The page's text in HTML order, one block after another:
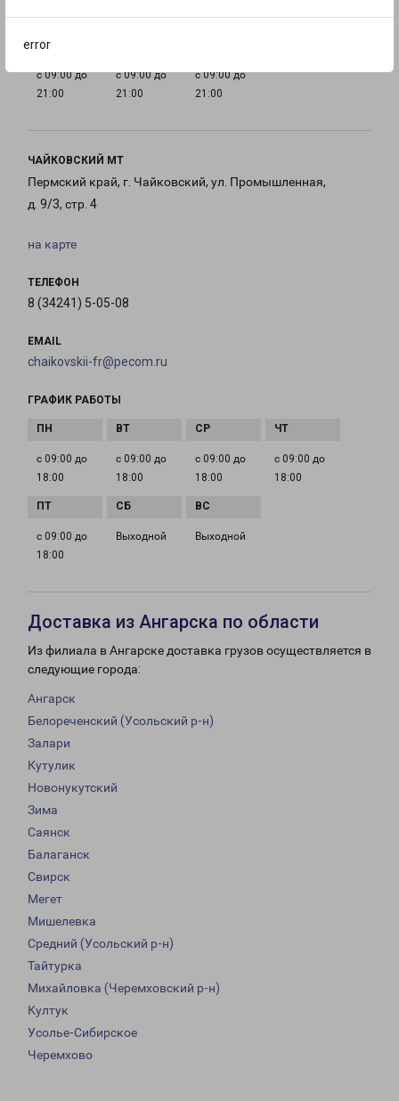
error
21:00
21:00
21:00
21:00
с 09:00 до
21:00
с 09:00 до
21:00
с 09:00 до
21:00
ЧАЙКОВСКИЙ МТ
Пермский край, г. Чайковский, ул. Промышленная,
д. 9/3, стр. 4
на карте
ТЕЛЕФОН
8 (34241) 5-05-08
EMAIL
chaikovskii-fr@pecom.ru
ГРАФИК РАБОТЫ
с 09:00 до
18:00
с 09:00 до
18:00
с 09:00 до
18:00
с 09:00 до
18:00
с 09:00 до
18:00
Выходной Выходной
Доставка из Ангарска по области
Из филиала в Ангарске доставка грузов осуществляется в
следующие города:
Ангарск
Белореченский (Усольский р-н)
Залари
Кутулик
Новонукутский
Зима
Саянск
Балаганск
Свирск
Мегет
Мишелевка
Средний (Усольский р-н)
Тайтурка
Михайловка (Черемховский р-н)
Култук
Усолье-Сибирское
Черемхово